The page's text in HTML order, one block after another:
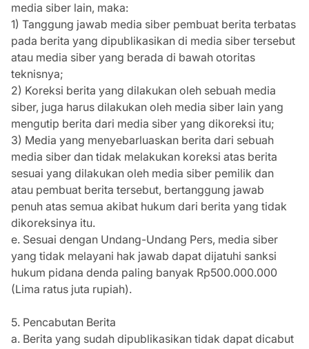
media siber lain, maka:
1) Tanggung jawab media siber pembuat berita terbatas
pada berita yang dipublikasikan di media siber tersebut
atau media siber yang berada di bawah otoritas
teknisnya;
2) Koreksi berita yang dilakukan oleh sebuah media
siber, juga harus dilakukan oleh media siber lain yang
mengutip berita dari media siber yang dikoreksi itu;
3) Media yang menyebarluaskan berita dari sebuah
media siber dan tidak melakukan koreksi atas berita
sesuai yang dilakukan oleh media siber pemilik dan
atau pembuat berita tersebut, bertanggung jawab
penuh atas semua akibat hukum dari berita yang tidak
dikoreksinya itu.
e. Sesuai dengan Undang-Undang Pers, media siber
yang tidak melayani hak jawab dapat dijatuhi sanksi
hukum pidana denda paling banyak Rp500.000.000
(Lima ratus juta rupiah).
5. Pencabutan Berita
a. Berita yang sudah dipublikasikan tidak dapat dicabut